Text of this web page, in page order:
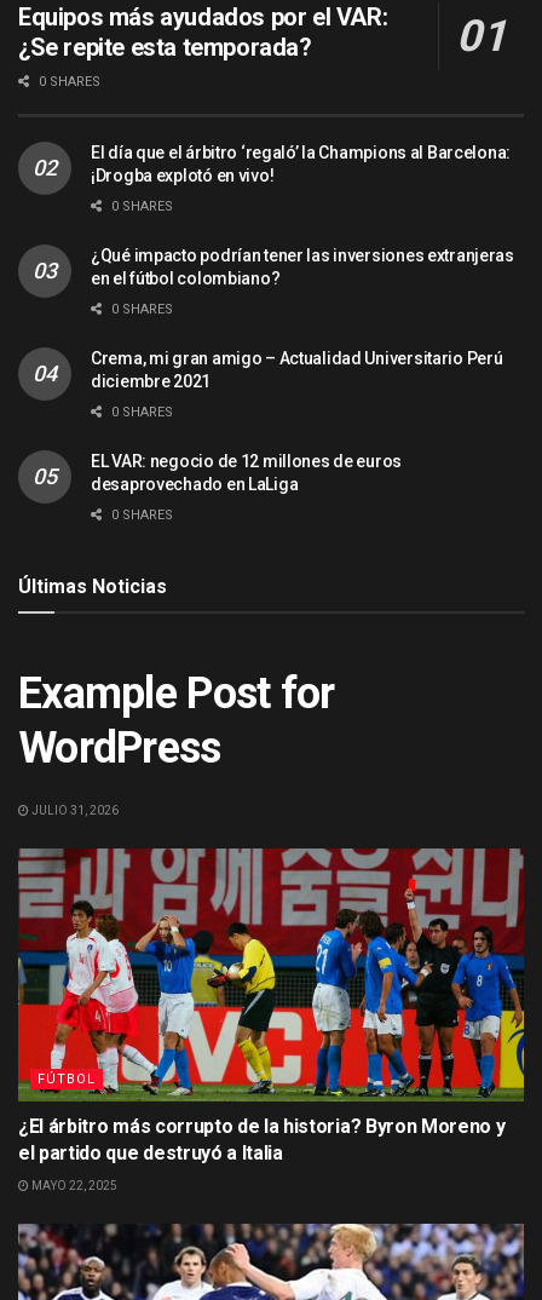
Equipos más ayudados por el VAR:
¿Se repite esta temporada?
0 SHARES
El día que el árbitro ‘regaló’ la Champions al Barcelona:
¡Drogba explotó en vivo!
0 SHARES
¿Qué impacto podrían tener las inversiones extranjeras
en el fútbol colombiano?
0 SHARES
Crema, mi gran amigo – Actualidad Universitario Perú
diciembre 2021
0 SHARES
EL VAR: negocio de 12 millones de euros
desaprovechado en LaLiga
0 SHARES
Últimas Noticias
ACTUALIDAD
Example Post for
WordPress
JULIO 31, 2026
FÚTBOL
¿El árbitro más corrupto de la historia? Byron Moreno y
el partido que destruyó a Italia
MAYO 22, 2025